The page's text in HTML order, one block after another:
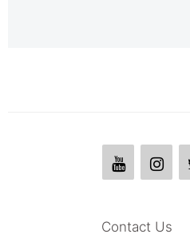
Contact Us